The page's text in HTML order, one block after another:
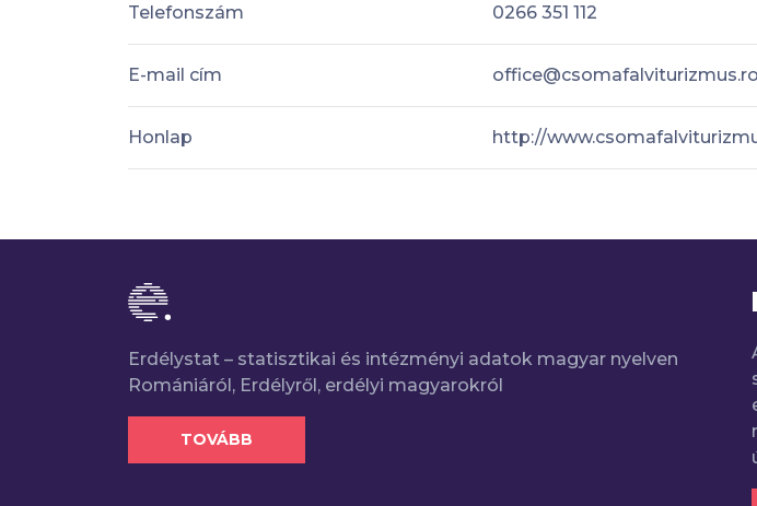
Telefonszám 0266 351 112
E-mail cím office@csomafalviturizmus.ro
Honlap http://
Erdélystat – statisztikai és intézményi adatok magyar nyelven
Romániáról, Erdélyről, erdélyi magyarokról
TOVÁBB